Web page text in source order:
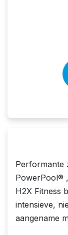
Performante
PowerPool®
H2X Fitness
intensieve,
aangename